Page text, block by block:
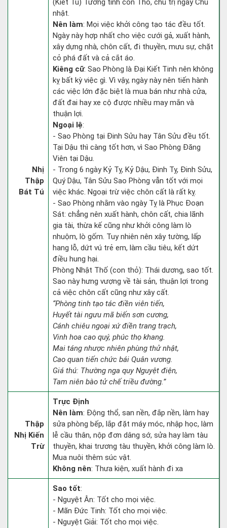
Nhị
Thập
Bát Tú
(Kiết Tú) Tướng tinh con Thỏ, chủ trị ngày Chủ
nhật.
Nên làm: Mọi việc khởi công tạo tác đều tốt.
Ngày này hợp nhất cho việc cưới gả, xuất hành,
xây dựng nhà, chôn cất, đi thuyền, mưu sự, chặt
cỏ phá đất và cả cắt áo.
Kiêng cữ: Sao Phòng là Đại Kiết Tinh nên không
kỵ bất kỳ việc gì. Vì vậy, ngày này nên tiến hành
các việc lớn đặc biệt là mua bán như nhà cửa,
đất đai hay xe cộ được nhiều may mắn và
thuận lợi.
Ngoại lệ:
- Sao Phòng tại Đinh Sửu hay Tân Sửu đều tốt.
Tại Dậu thì càng tốt hơn, vì Sao Phòng Đăng
Viên tại Dậu.
- Trong 6 ngày Kỷ Tỵ, Kỷ Dậu, Đinh Tỵ, Đinh Sửu,
Quý Dậu, Tân Sửu Sao Phòng vẫn tốt với mọi
việc khác. Ngoại trừ việc chôn cất là rất kỵ.
- Sao Phòng nhằm vào ngày Tỵ là Phục Đoạn
Sát: chẳng nên xuất hành, chôn cất, chia lãnh
gia tài, thừa kế cũng như khởi công làm lò
nhuộm, lò gốm. Tuy nhiên nên xây tường, lấp
hang lỗ, dứt vú trẻ em, làm cầu tiêu, kết dứt
điều hung hại.
Phòng Nhật Thố (con thỏ): Thái dương, sao tốt.
Sao này hưng vượng về tài sản, thuận lợi trong
cả việc chôn cất cũng như xây cất.
“Phòng tinh tạo tác điền viên tiến,
Huyết tài ngưu mã biến sơn cương,
Cánh chiêu ngoại xứ điền trang trạch,
Vinh hoa cao quý, phúc thọ khang.
Mai táng nhược nhiên phùng thử nhật,
Cao quan tiến chức bái Quân vương.
Giá thú: Thường nga quy Nguyệt điện,
Tam niên bào tử chế triều đường.”
Thập
Nhị Kiến
Trừ
Trực Định
Nên làm: Động thổ, san nền, đắp nền, làm hay
sửa phòng bếp, lắp đặt máy móc, nhập học, làm
lễ cầu thân, nộp đơn dâng sớ, sửa hay làm tàu
thuyền, khai trương tàu thuyền, khởi công làm lò.
Mua nuôi thêm súc vật.
Không nên: Thưa kiện, xuất hành đi xa
Sao tốt:
- Nguyệt Ân: Tốt cho mọi việc.
- Mãn Đức Tinh: Tốt cho mọi việc.
- Nguyệt Giải: Tốt cho mọi việc.